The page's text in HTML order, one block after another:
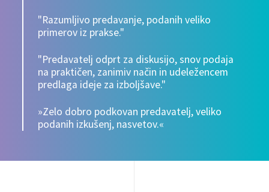
"Razumljivo predavanje, podanih veliko
primerov iz prakse."
"Predavatelj odprt za diskusijo, snov podaja
na praktičen, zanimiv način in udeležencem
predlaga ideje za izboljšave."
»Zelo dobro podkovan predavatelj, veliko
podanih izkušenj, nasvetov.«